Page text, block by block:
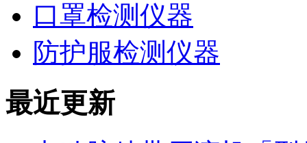
口罩检测仪器
防护服检测仪器
最近更新